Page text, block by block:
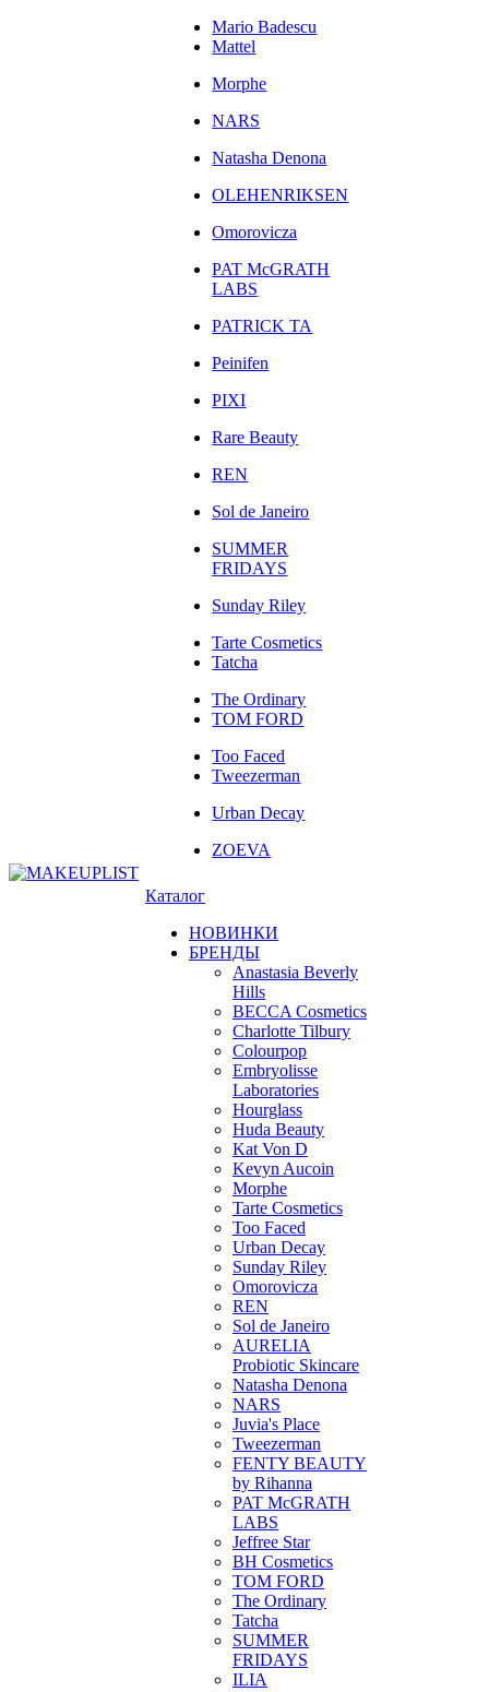
Mario Badescu
Mattel
Morphe
NARS
Natasha Denona
OLEHENRIKSEN
Omorovicza
PAT McGRATH
LABS
PATRICK TA
Peinifen
PIXI
Rare Beauty
REN
Sol de Janeiro
SUMMER
FRIDAYS
Sunday Riley
Tarte Cosmetics
Tatcha
The Ordinary
TOM FORD
Too Faced
Tweezerman
Urban Decay
ZOEVA
Каталог
НОВИНКИ
БРЕНДЫ
Anastasia Beverly
Hills
BECCA Cosmetics
Charlotte Tilbury
Colourpop
Embryolisse
Laboratories
Hourglass
Huda Beauty
Kat Von D
Kevyn Aucoin
Morphe
Tarte Cosmetics
Too Faced
Urban Decay
Sunday Riley
Omorovicza
REN
Sol de Janeiro
AURELIA
Probiotic Skincare
Natasha Denona
NARS
Juvia's Place
Tweezerman
FENTY BEAUTY
by Rihanna
PAT McGRATH
LABS
Jeffree Star
BH Cosmetics
TOM FORD
The Ordinary
Tatcha
SUMMER
FRIDAYS
ILIA